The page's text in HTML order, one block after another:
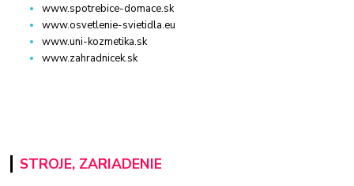
www.spotrebice-domace.sk
www.osvetlenie-svietidla.eu
www.uni-kozmetika.sk
www.zahradnicek.sk
STROJE, ZARIADENIE